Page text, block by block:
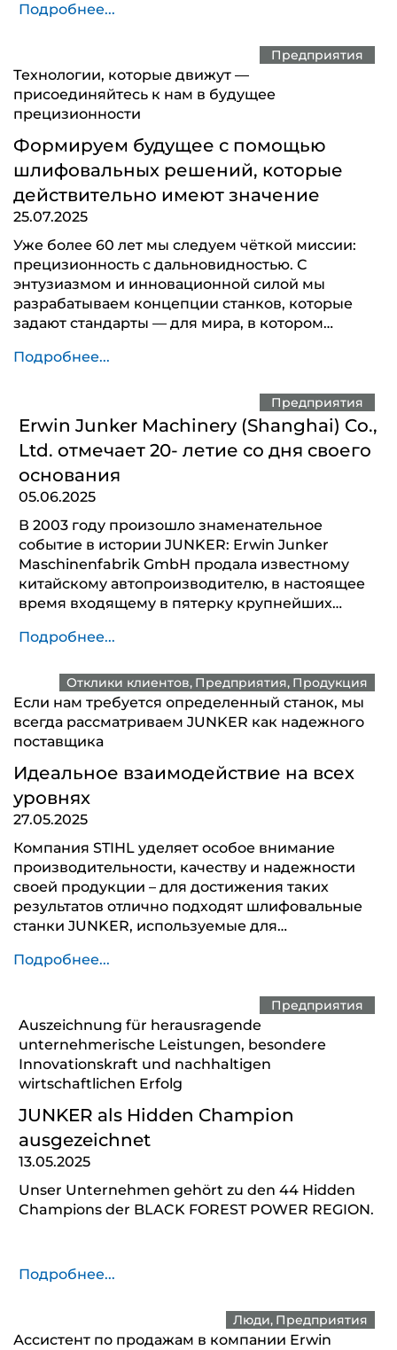
Подробнее...
Предприятия
Технологии, которые движут —
присоединяйтесь к нам в будущее
прецизионности
Формируем будущее с помощью
шлифовальных решений, которые
действительно имеют значение
25.07.2025
Уже более 60 лет мы следуем чёткой миссии:
прецизионность с дальновидностью. С
энтузиазмом и инновационной силой мы
разрабатываем концепции станков, которые
задают стандарты — для мира, в котором…
Подробнее...
Предприятия
Erwin Junker Machinery (Shanghai) Co.,
Ltd. отмечает 20- летие со дня своего
основания
05.06.2025
В 2003 году произошло знаменательное
событие в истории JUNKER: Erwin Junker
Maschinenfabrik GmbH продала известному
китайскому автопроизводителю, в настоящее
время входящему в пятерку крупнейших…
Подробнее...
Отклики клиентов Предприятия Продукция
Если нам требуется определенный станок, мы
всегда рассматриваем JUNKER как надежного
поставщика
Идеальное взаимодействие на всех
уровнях
27.05.2025
Компания STIHL уделяет особое внимание
производительности, качеству и надежности
своей продукции – для достижения таких
результатов отлично подходят шлифовальные
станки JUNKER, используемые для…
Подробнее...
Предприятия
Auszeichnung für herausragende
unternehmerische Leistungen, besondere
Innovationskraft und nachhaltigen
wirtschaftlichen Erfolg
JUNKER als Hidden Champion
ausgezeichnet
13.05.2025
Unser Unternehmen gehört zu den 44 Hidden
Champions der BLACK FOREST POWER REGION.
Подробнее...
Люди Предприятия
Ассистент по продажам в компании Erwin